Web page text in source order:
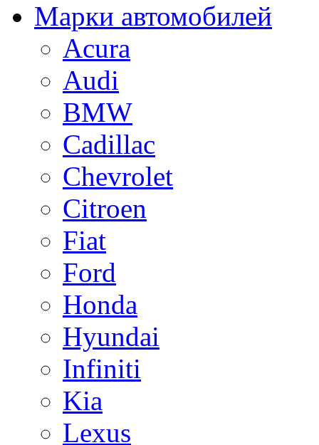
Марки автомобилей
Acura
Audi
BMW
Cadillac
Chevrolet
Citroen
Fiat
Ford
Honda
Hyundai
Infiniti
Kia
Lexus